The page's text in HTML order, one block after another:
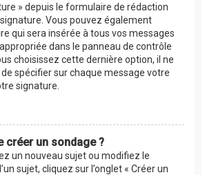
» depuis le formulaire de rédaction
Vous pouvez également
qui sera insérée à tous vos messages
dans le panneau de contrôle
choisissez cette dernière option, il ne
spécifier sur chaque message votre
signature.
créer un sondage ?
un nouveau sujet ou modifiez le
sujet, cliquez sur l’onglet « Créer un